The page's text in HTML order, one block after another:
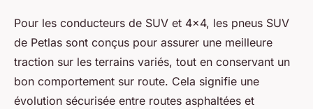
Pour les conducteurs de SUV et 4x4, les pneus SUV
de Petlas sont conçus pour assurer une meilleure
traction sur les terrains variés, tout en conservant un
bon comportement sur route. Cela signifie une
évolution sécurisée entre routes asphaltées et